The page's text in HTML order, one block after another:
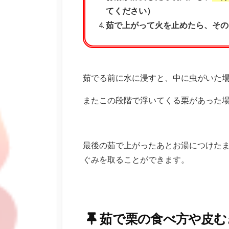
てください）
茹で上がって火を止めたら、そ
茹でる前に水に浸すと、中に虫がいた
またこの段階で浮いてくる栗があった
最後の茹で上がったあとお湯につけた
ぐみを取ることができます。
茹で栗の食べ方や皮